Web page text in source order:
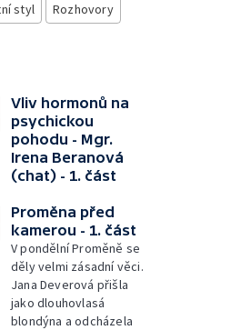
styl
Rozhovory
Vliv hormonů na
psychickou
pohodu - Mgr.
Irena Beranová
(chat) - 1. část
Proměna před
kamerou - 1. část
V pondělní Proměně se
děly velmi zásadní věci.
Jana Deverová přišla
jako dlouhovlasá
blondýna a odcházela